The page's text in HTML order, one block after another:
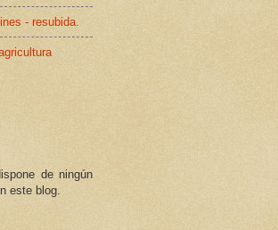
- resubida.
de ningún
este blog.